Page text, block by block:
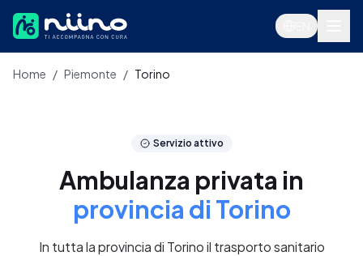
Home / Piemonte / Torino
Servizio attivo
Ambulanza privata in
provincia di Torino
In tutta la provincia di Torino il trasporto sanitario